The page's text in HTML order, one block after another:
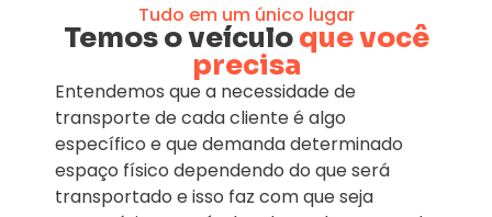
Tudo em um único lugar
Temos o veículoque você
precisa
Entendemos que a necessidade de
transporte de cada cliente é algo
específico e que demanda determinado
espaço físico dependendo do que será
transportado e isso faz com que seja